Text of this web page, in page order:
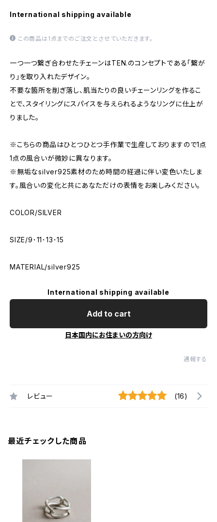
International shipping available
この商品は1点までのご注文とさせていただきます。
一つ一つ繋ぎ合わせたチェーンはTEN.のコンセプトである「繋が
り」を取り入れたデザイン。
不要な箇所を削ぎ落し、肌当たりの良いチェーンリングを作るこ
とで、スタイリングにスパイスを与えられるようなリングに仕上が
りました。
※こちらの商品はひとつひとつ手作業で生産しておりますので1点
1点の風合いが微妙に異なります。
※無垢なsilver925素材のため時間の経過に伴い変色いたしま
す。風合いの変化と共にあなただけの表情をお楽しみください。
COLOR/SILVER
SIZE/9･11･13･15
MATERIAL/silver925
International shipping available
Add to cart
日本国内にお住まいの方向け
通報する
レビュー (16)
最近チェックした商品